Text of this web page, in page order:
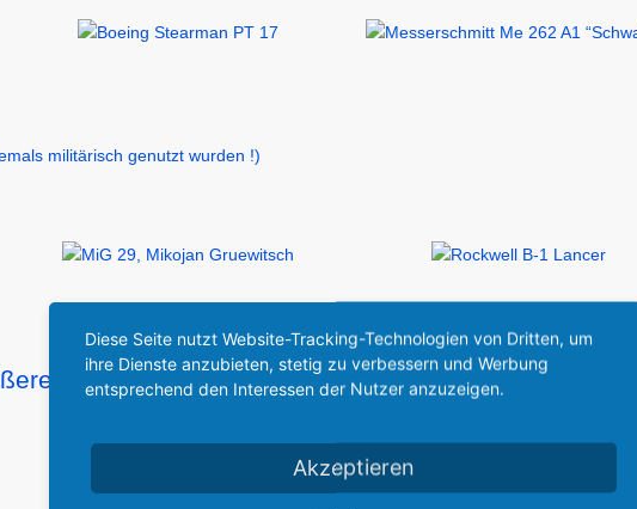
militärisch genutzt wurden !)
Geschäftsflugzeuge:
Diese Seite nutzt Website-Tracking-Technologien von Dritten, um
ihre Dienste anzubieten, stetig zu verbessern und Werbung
entsprechend den Interessen der Nutzer anzuzeigen.
Akzeptieren